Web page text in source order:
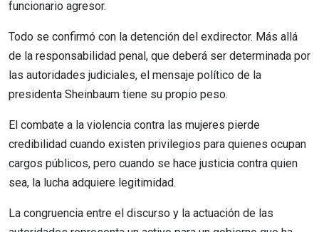
funcionario agresor.
Todo se confirmó con la detención del exdirector. Más allá
de la responsabilidad penal, que deberá ser determinada por
las autoridades judiciales, el mensaje político de la
presidenta Sheinbaum tiene su propio peso.
El combate a la violencia contra las mujeres pierde
credibilidad cuando existen privilegios para quienes ocupan
cargos públicos, pero cuando se hace justicia contra quien
sea, la lucha adquiere legitimidad.
La congruencia entre el discurso y la actuación de las